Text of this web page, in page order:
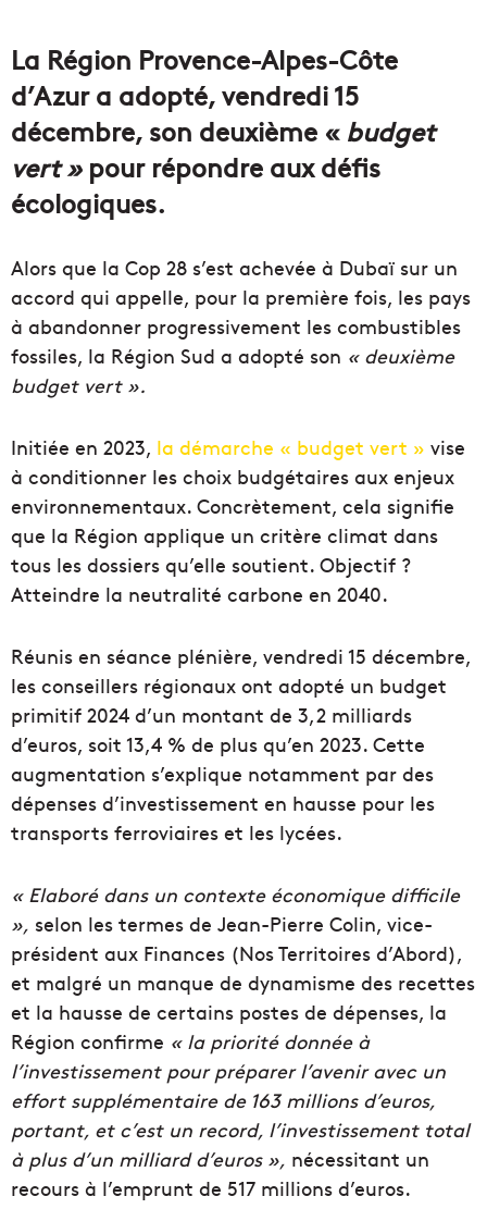
La Région Provence-Alpes-Côte
d’Azur a adopté, vendredi 15
décembre, son deuxième «budget
vert » pour répondre aux défis
écologiques.
Alors que la Cop 28 s’est achevée à Dubaï sur un
accord qui appelle, pour la première fois, les pays
à abandonner progressivement les combustibles
fossiles, la Région Sud a adopté son « deuxième
budget vert ».
Initiée en 2023, la démarche « budget vert » vise
à conditionner les choix budgétaires aux enjeux
environnementaux. Concrètement, cela signifie
que la Région applique un critère climat dans
tous les dossiers qu’elle soutient. Objectif ?
Atteindre la neutralité carbone en 2040.
Réunis en séance plénière, vendredi 15 décembre,
les conseillers régionaux ont adopté un budget
primitif 2024 d’un montant de 3,2 milliards
d’euros, soit 13,4 % de plus qu’en 2023. Cette
augmentation s’explique notamment par des
dépenses d’investissement en hausse pour les
transports ferroviaires et les lycées.
« Elaboré dans un contexte économique difficile
», selon les termes de Jean-Pierre Colin, vice-
président aux Finances (Nos Territoires d’Abord),
et malgré un manque de dynamisme des recettes
et la hausse de certains postes de dépenses, la
Région confirme « la priorité donnée à
l’investissement pour préparer l’avenir avec un
effort supplémentaire de 163 millions d’euros,
portant, et c’est un record, l’investissement total
à plus d’un milliard d’euros », nécessitant un
recours à l’emprunt de 517 millions d’euros.